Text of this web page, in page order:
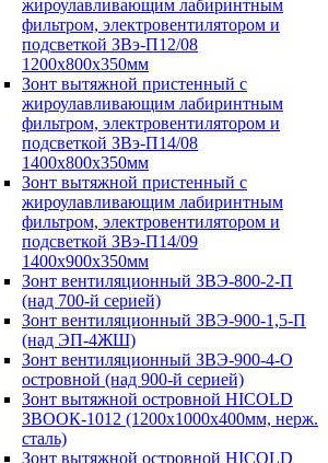
жироулавливающим лабиринтным
фильтром, электровентилятором и
подсветкой ЗВэ-П12/08
1200х800х350мм
Зонт вытяжной пристенный с
жироулавливающим лабиринтным
фильтром, электровентилятором и
подсветкой ЗВэ-П14/08
1400х800х350мм
Зонт вытяжной пристенный с
жироулавливающим лабиринтным
фильтром, электровентилятором и
подсветкой ЗВэ-П14/09
1400х900х350мм
Зонт вентиляционный ЗВЭ-800-2-П
(над 700-й серией)
Зонт вентиляционный ЗВЭ-900-1,5-П
(над ЭП-4ЖШ)
Зонт вентиляционный ЗВЭ-900-4-О
островной (над 900-й серией)
Зонт вытяжной островной HICOLD
ЗВООК-1012 (1200х1000х400мм, нерж.
сталь)
Зонт вытяжной островной HICOLD